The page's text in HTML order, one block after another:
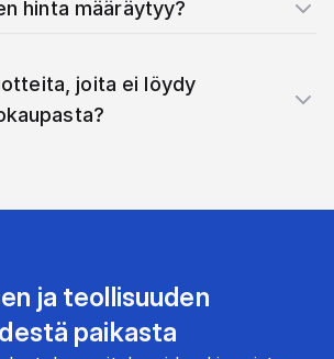
hinta määräytyy?
joita ei löydy
ja teollisuuden
paikasta